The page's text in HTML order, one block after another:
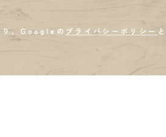
り、Googleの プライバシーポリシー と